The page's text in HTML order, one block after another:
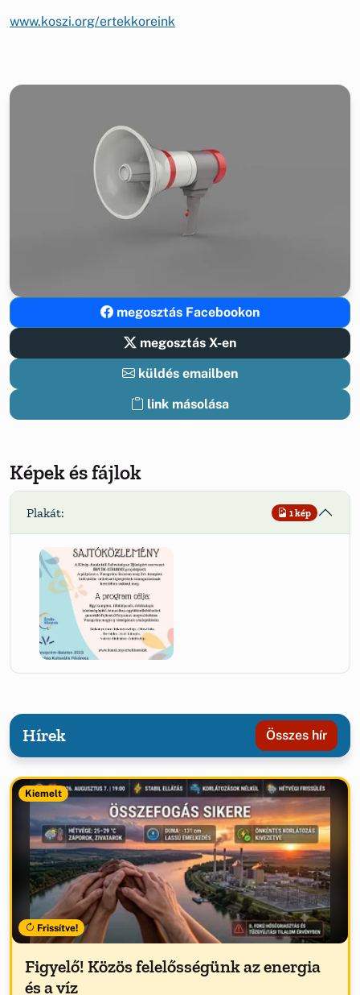
www.koszi.org/ertekkoreink
megosztás Facebookon
megosztás X-en
küldés emailben
link másolása
Képek és fájlok
Plakát: 1 kép
Hírek Összes hír
Kiemelt
Frissítve!
Figyelő! Közös felelősségünk az energia
és a víz